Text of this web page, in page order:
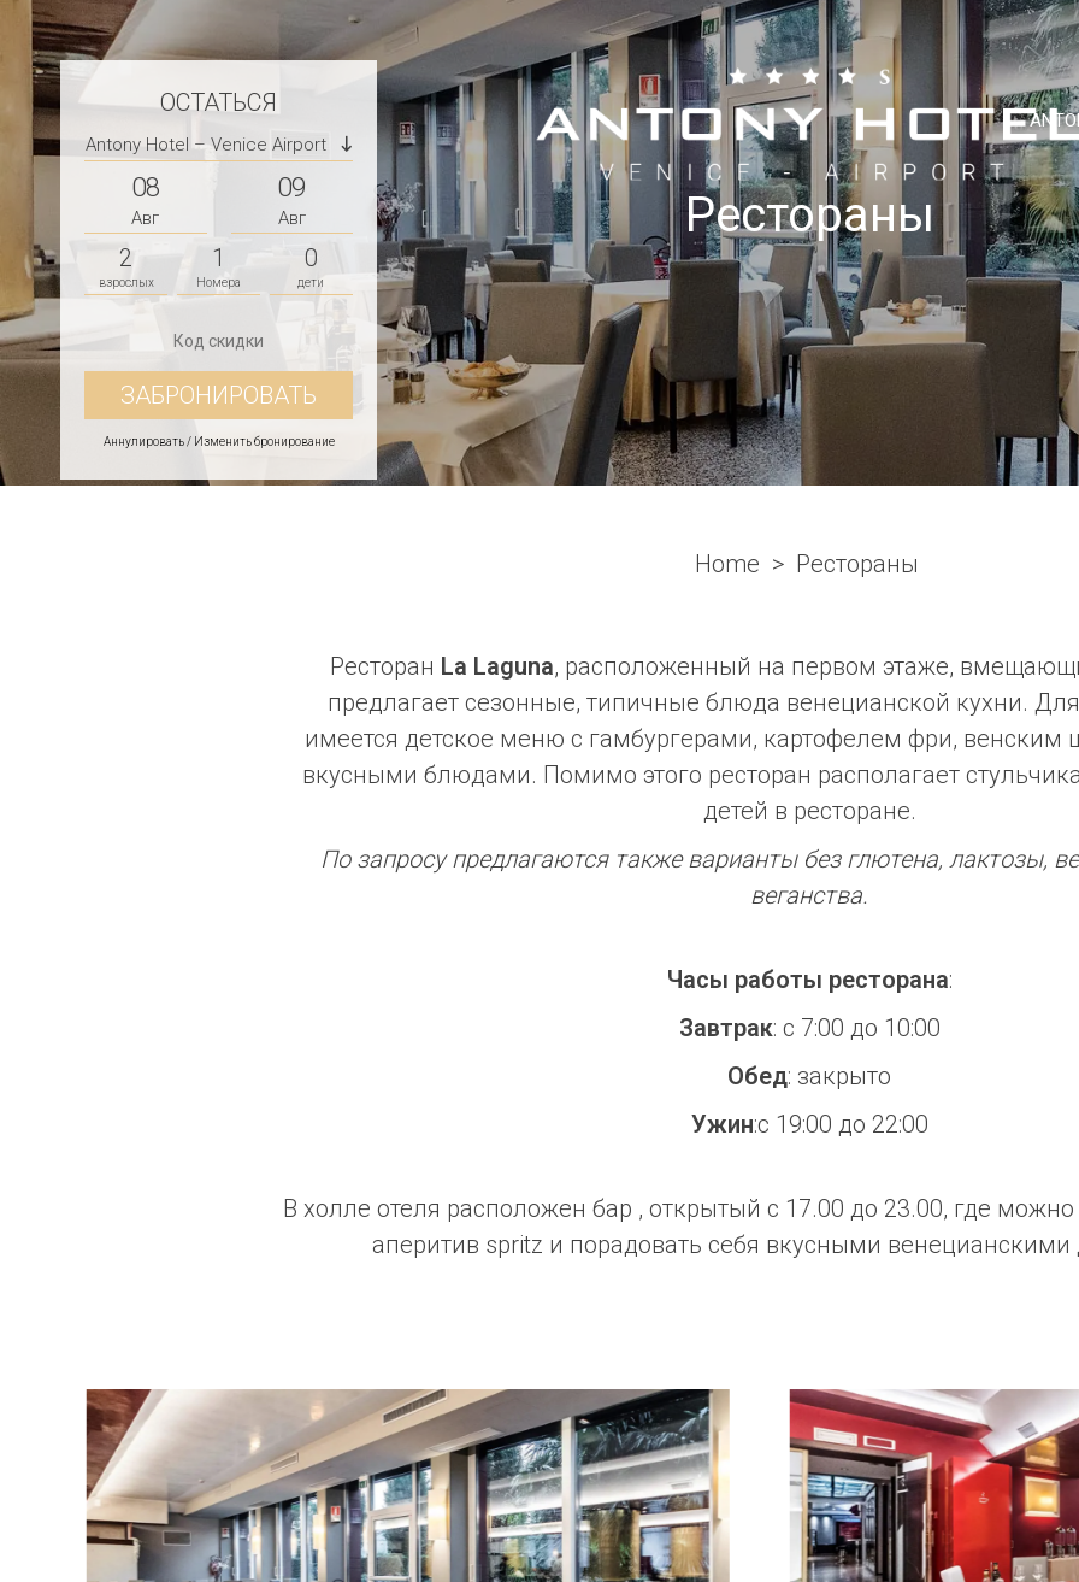
Рестораны
ОСТАТЬСЯ
Antony Hotel – Venice Airport
08
Авг
09
Авг
2
взрослых
1
Номера
0
дети
Аннулировать / Изменить бронирование
Home Рестораны
Ресторан La Laguna, расположенный на первом этаже,
предлагает сезонные, типичные блюда венецианской кухни.
имеется детское меню с гамбургерами, картофелем фри,
вкусными блюдами. Помимо этого ресторан располагает
детей в ресторане.
По запросу предлагаются также варианты без глютена, лактозы,
веганства.
Часы работы ресторана:
Завтрак: с 7:00 до 10:00
Обед: закрыто
Ужин:с 19:00 до 22:00
В холле отеля расположен бар , открытый с 17.00 до 23.00, где можно
аперитив spritz и порадовать себя вкусными венецианскими